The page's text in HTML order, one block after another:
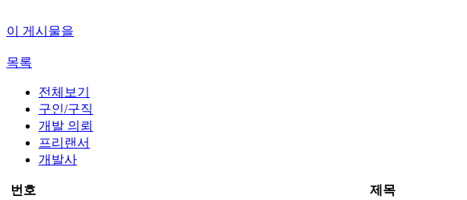
이 게시물을
목록
전체보기
구인/구직
개발 의뢰
프리랜서
개발사
번호 제목